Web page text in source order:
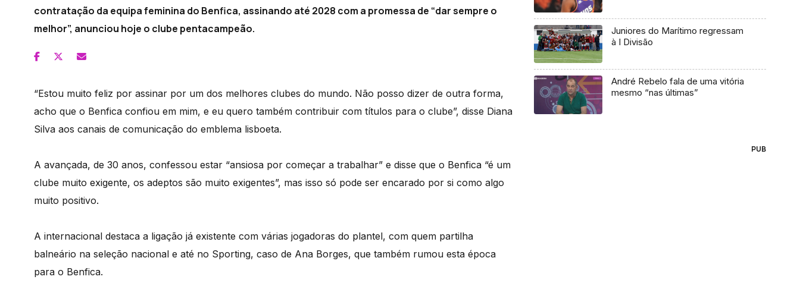
contratação da equipa feminina do Benfica, assinando até 2028 com a promessa de “dar sempre o
melhor”, anunciou hoje o clube pentacampeão.
“Estou muito feliz por assinar por um dos melhores clubes do mundo. Não posso dizer de outra forma,
acho que o Benfica confiou em mim, e eu quero também contribuir com títulos para o clube”, disse Diana
Silva aos canais de comunicação do emblema lisboeta.
A avançada, de 30 anos, confessou estar “ansiosa por começar a trabalhar” e disse que o Benfica “é um
clube muito exigente, os adeptos são muito exigentes”, mas isso só pode ser encarado por si como algo
muito positivo.
A internacional destaca a ligação já existente com várias jogadoras do plantel, com quem partilha
balneário na seleção nacional e até no Sporting, caso de Ana Borges, que também rumou esta época
para o Benfica.
Juniores do Marítimo regressam
à I Divisão
André Rebelo fala de uma vitória
mesmo “nas últimas”
PUB